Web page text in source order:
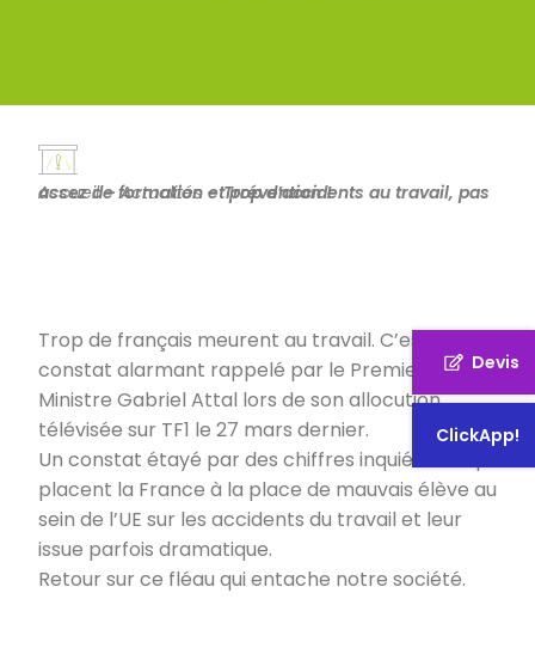
Devis
ClickApp!
Accueil–Actualités–
Trop d’accidents au travail, pas assez de formation et prévention !
Trop de français meurent au travail. C’est le
constat alarmant rappelé par le Premier
Ministre Gabriel Attal lors de son allocution
télévisée sur TF1 le 27 mars dernier.
Un constat étayé par des chiffres inquiétants qui
placent la France à la place de mauvais élève au
sein de l’UE sur les accidents du travail et leur
issue parfois dramatique.
Retour sur ce fléau qui entache notre société.